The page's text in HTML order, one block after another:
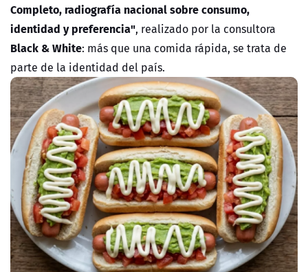
Completo, radiografía nacional sobre consumo,
identidad y preferencia", realizado por la consultora
Black & White: más que una comida rápida, se trata de
parte de la identidad del país.